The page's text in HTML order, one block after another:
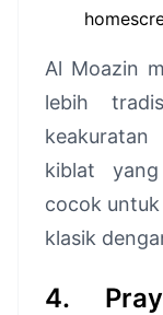
Al Moazin
lebih
kiblat
cocok
klasik
4.